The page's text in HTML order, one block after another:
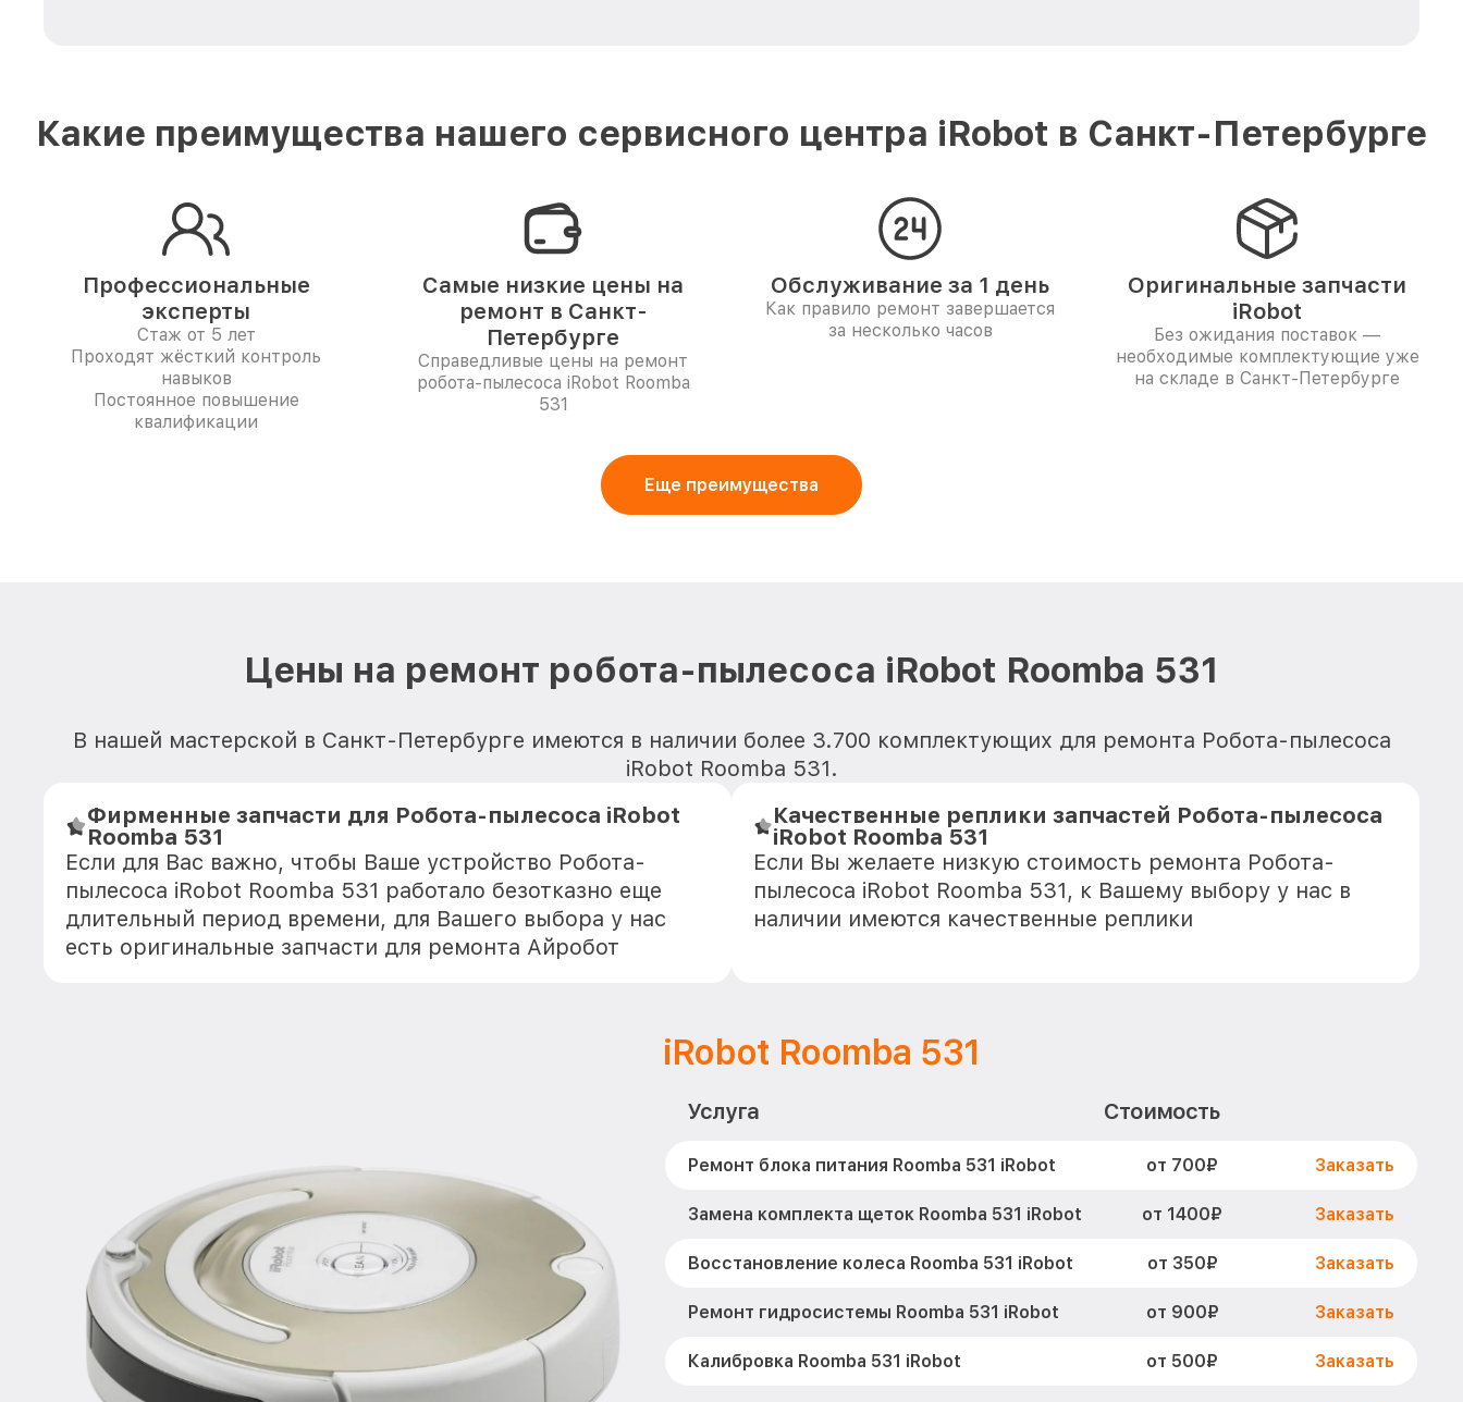
Какие преимущества нашего сервисного центра iRobot в Санкт-Петербурге
Профессиональные
эксперты
Стаж от 5 лет
Проходят жёсткий контроль
навыков
Постоянное повышение
квалификации
Самые низкие цены на
ремонт в Санкт-
Петербурге
Справедливые цены на ремонт
робота-пылесоса iRobot Roomba
531
Обслуживание за 1 день
Как правило ремонт завершается
за несколько часов
Оригинальные запчасти
iRobot
Без ожидания поставок —
необходимые комплектующие уже
на складе в Санкт-Петербурге
Еще преимущества
Цены на ремонт робота-пылесоса iRobot Roomba 531
В нашей мастерской в Санкт-Петербурге имеются в наличии более 3.700 комплектующих для ремонта Робота-пылесоса
iRobot Roomba 531.
Фирменные запчасти для Робота-пылесоса iRobot
Roomba 531
Если для Вас важно, чтобы Ваше устройство Робота-
пылесоса iRobot Roomba 531 работало безотказно еще
длительный период времени, для Вашего выбора у нас
есть оригинальные запчасти для ремонта Айробот
Качественные реплики запчастей Робота-пылесоса
iRobot Roomba 531
Если Вы желаете низкую стоимость ремонта Робота-
пылесоса iRobot Roomba 531, к Вашему выбору у нас в
наличии имеются качественные реплики
iRobot Roomba 531
Услуга Стоимость
Ремонт блока питания Roomba 531 iRobot от 700₽ Заказать
Замена комплекта щеток Roomba 531 iRobot от 1400₽ Заказать
Восстановление колеса Roomba 531 iRobot от 350₽ Заказать
Ремонт гидросистемы Roomba 531 iRobot от 900₽ Заказать
Калибровка Roomba 531 iRobot от 500₽ Заказать